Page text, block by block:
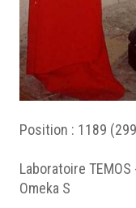
Position : 1189 (299
Laboratoire
Omeka S